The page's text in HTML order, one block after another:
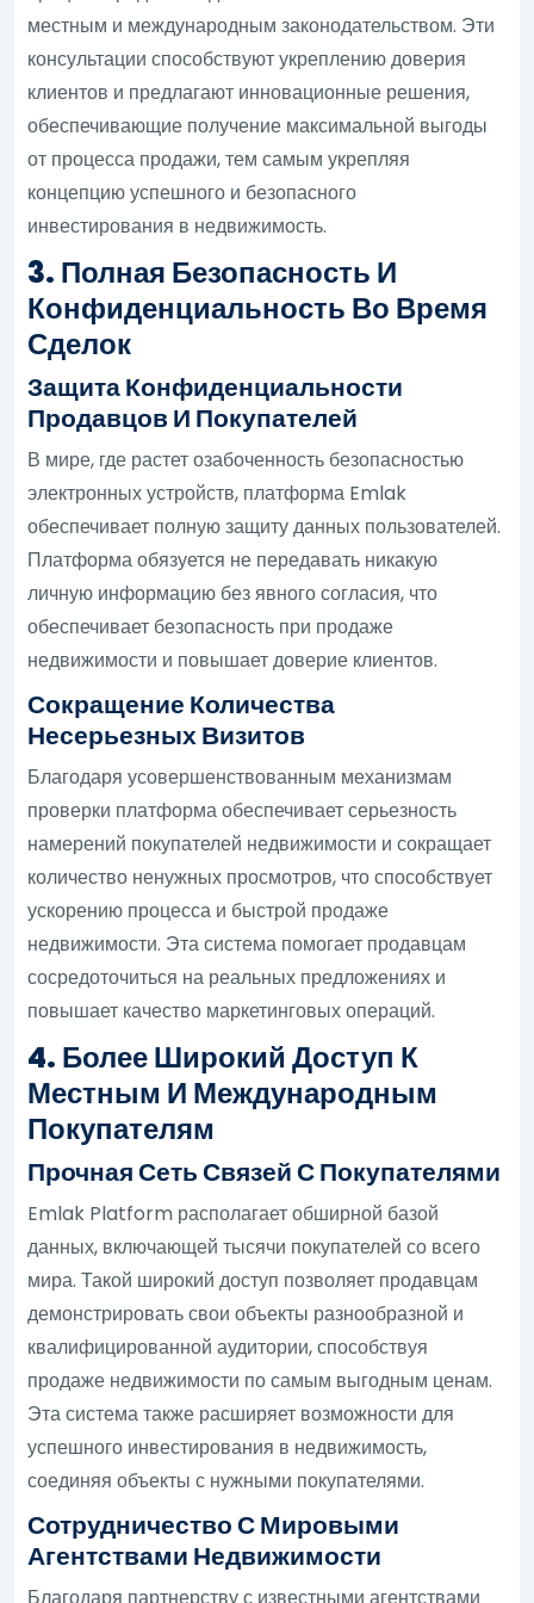
местным и международным законодательством. Эти
консультации способствуют укреплению доверия
клиентов и предлагают инновационные решения,
обеспечивающие получение максимальной выгоды
от процесса продажи, тем самым укрепляя
концепцию успешного и безопасного
инвестирования в недвижимость.
3. Полная Безопасность И
Конфиденциальность Во Время
Сделок
Защита Конфиденциальности
Продавцов И Покупателей
В мире, где растет озабоченность безопасностью
электронных устройств, платформа Emlak
обеспечивает полную защиту данных пользователей.
Платформа обязуется не передавать никакую
личную информацию без явного согласия, что
обеспечивает безопасность при продаже
недвижимости и повышает доверие клиентов.
Сокращение Количества
Несерьезных Визитов
Благодаря усовершенствованным механизмам
проверки платформа обеспечивает серьезность
намерений покупателей недвижимости и сокращает
количество ненужных просмотров, что способствует
ускорению процесса и быстрой продаже
недвижимости. Эта система помогает продавцам
сосредоточиться на реальных предложениях и
повышает качество маркетинговых операций.
4. Более Широкий Доступ К
Местным И Международным
Покупателям
Прочная Сеть Связей С Покупателями
Emlak Platform располагает обширной базой
данных, включающей тысячи покупателей со всего
мира. Такой широкий доступ позволяет продавцам
демонстрировать свои объекты разнообразной и
квалифицированной аудитории, способствуя
продаже недвижимости по самым выгодным ценам.
Эта система также расширяет возможности для
успешного инвестирования в недвижимость,
соединяя объекты с нужными покупателями.
Сотрудничество С Мировыми
Агентствами Недвижимости
Благодаря партнерству с известными агентствами